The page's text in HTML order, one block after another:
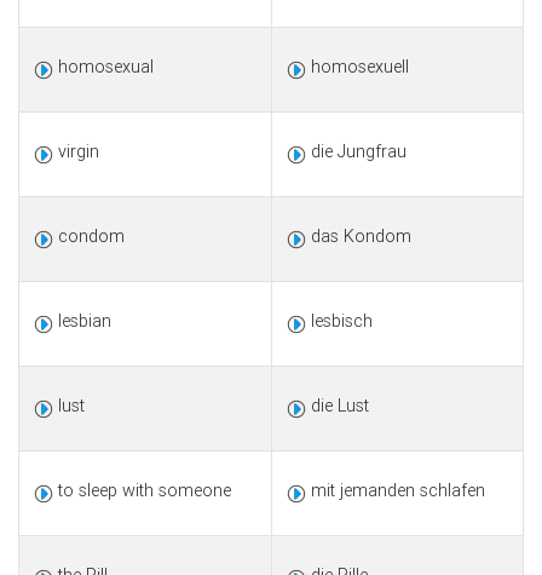
homosexual homosexuell
virgin die Jungfrau
condom das Kondom
lesbian lesbisch
lust die Lust
to sleep with someone mit jemanden schlafen